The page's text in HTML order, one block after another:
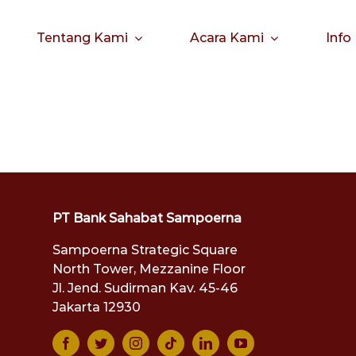
Tentang Kami Acara Kami Info
PT Bank Sahabat Sampoerna
Sampoerna Strategic Square
North Tower, Mezzanine Floor
Jl. Jend. Sudirman Kav. 45-46
Jakarta 12930